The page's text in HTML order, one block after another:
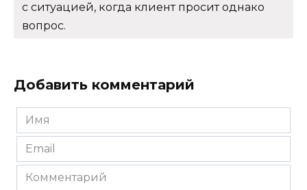
с ситуацией, когда клиент просит однако
вопрос.
Добавить комментарий
Имя
*
Email
*
Комментарий